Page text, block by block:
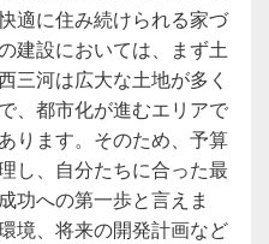
適に住み続けられる家づ
建設においては、まず土
三河は広大な土地が多く
、都市化が進むエリアで
ります。そのため、予算
し、自分たちに合った最
功への第一歩と言えま
境、将来の開発計画など